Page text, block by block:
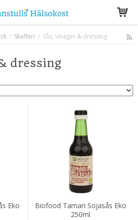
/ Skafferi / Sås, vinäger & dressing
dressing
Eko
Biofood Tamari Sojasås Eko
250ml